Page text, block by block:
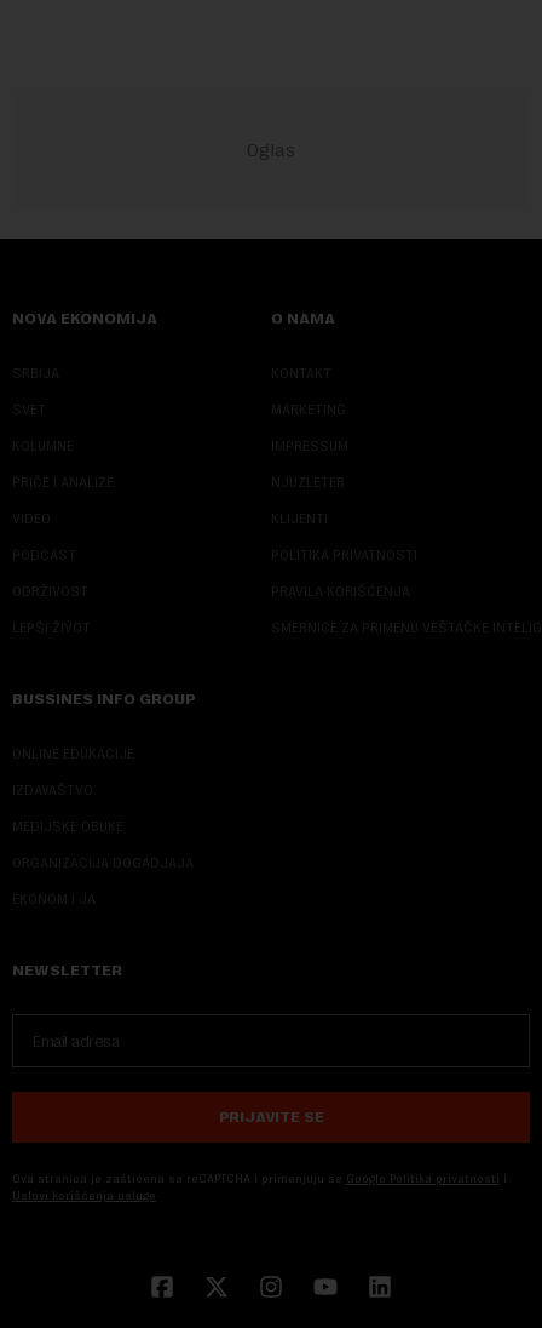
NOVA EKONOMIJA
SRBIJA
SVET
KOLUMNE
PRIČE I ANALIZE
VIDEO
PODCAST
ODRŽIVOST
LEPŠI ŽIVOT
O NAMA
KONTAKT
MARKETING
IMPRESSUM
NJUZLETER
KLIJENTI
POLITIKA PRIVATNOSTI
PRAVILA KORIŠĆENJA
SMERNICE ZA PRIMENU VEŠTAČKE
BUSSINES INFO GROUP
ONLINE EDUKACIJE
IZDAVAŠTVO
MEDIJSKE OBUKE
ORGANIZACIJA DOGADJAJA
EKONOM I JA
NEWSLETTER
PRIJAVITE SE
Ova stranica je zaštićena sa reCAPTCHA i primenjuju se Google Politika privatnosti i
Uslovi korišćenja usluge